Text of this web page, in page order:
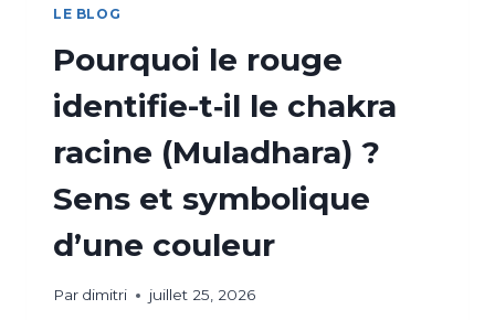
LE BLOG
Pourquoi le rouge
identifie-t‑il le chakra
racine (Muladhara) ?
Sens et symbolique
d’une couleur
Par dimitri juillet 25, 2026